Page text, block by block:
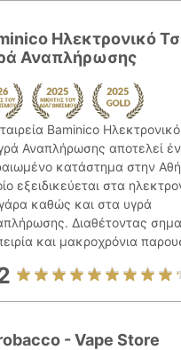
Ηλεκτρονικό
Αναπλήρωσης
Baminico
Αναπλήρωσης αποτελεί
κατάστημα στην
εξειδικεύεται στα
καθώς και στα υγρά
Διαθέτοντας
και μακροχρόνια
- Vape Store